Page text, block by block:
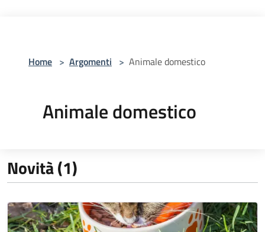
Home > Argomenti > Animale domestico
Animale domestico
Novità (1)